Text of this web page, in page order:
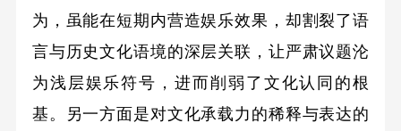
为，虽能在短期内营造娱乐效果，却割裂了语
言与历史文化语境的深层关联，让严肃议题沦
为浅层娱乐符号，进而削弱了文化认同的根
基。另一方面是对文化承载力的稀释与表达的